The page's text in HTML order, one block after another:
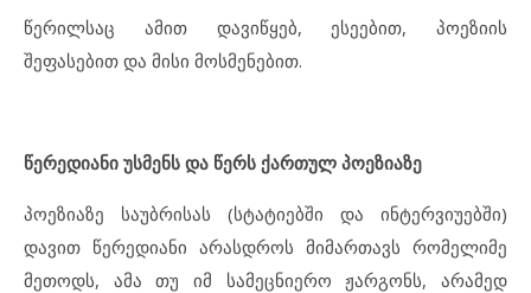
წერილსაც ამით დავიწყებ, ესეებით, პოეზიის
შეფასებით და მისი მოსმენებით.
წერედიანი უსმენს და წერს ქართულ პოეზიაზე
პოეზიაზე საუბრისას (სტატიებში და ინტერვიუებში)
დავით წერედიანი არასდროს მიმართავს რომელიმე
მეთოდს, ამა თუ იმ სამეცნიერო ჟარგონს, არამედ